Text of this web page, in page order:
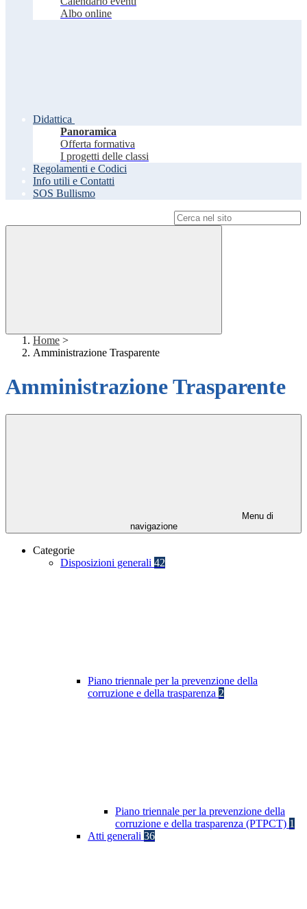
Albo online
Didattica
Panoramica
Offerta formativa
I progetti delle classi
Regolamenti e Codici
Info utili e Contatti
SOS Bullismo
Home >
Amministrazione Trasparente
Amministrazione Trasparente
Menu di
navigazione
Categorie
Disposizioni generali 42
Piano triennale per la prevenzione della
corruzione e della trasparenza 2
Piano triennale per la prevenzione della
corruzione e della trasparenza (PTPCT) 1
Atti generali 36